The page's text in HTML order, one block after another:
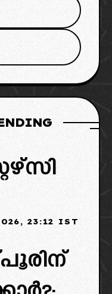
06, 2026, 23:12 IST